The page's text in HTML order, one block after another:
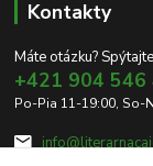
Kontakty
Máte otázku?
+421 904 546
Po-Pia 11-19:00, So-